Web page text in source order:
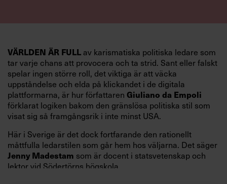
VÄRLDEN ÄR FULLav karismatiska politiska ledare som
tar varje chans att provocera och ta strid. Sant eller falskt
spelar ingen större roll, det viktiga är att väcka
uppståndelse och elda på klickandet i de digitala
plattformarna, är hur författaren Giuliano da Empoli
förklarat logiken bakom den gränslösa politiska stil som
visat sig så framgångsrik i inte minst USA.
Här i Sverige är det dock fortfarande den rationellt
måttfulla ledarstilen som går hem hos väljarna. Det säger
Jenny Madestam som är docent i statsvetenskap och
lektor vid Södertörns högskola.